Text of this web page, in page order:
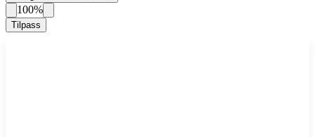
100%
Tilpass